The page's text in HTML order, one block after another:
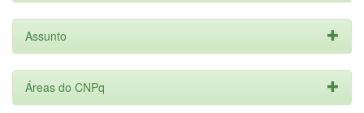
Assunto
Áreas do CNPq